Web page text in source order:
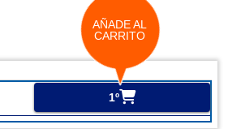
1º
AÑADE AL
CARRITO